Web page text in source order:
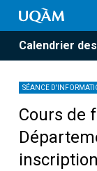
Calendrier
SÉANCE
Cours de